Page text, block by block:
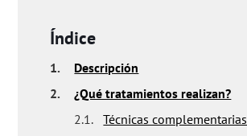
Índice
1.
Descripción
2.
¿Qué tratamientos realizan?
2.1.
Técnicas complementarias